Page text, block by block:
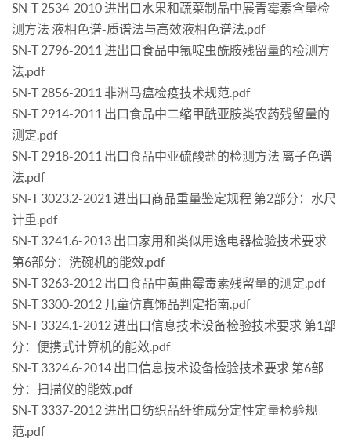
SN-T 2534-2010 进出口水果和蔬菜制品中展青霉素含量检
测方法 液相色谱-质谱法与高效液相色谱法.pdf
SN-T 2796-2011 进出口食品中氟啶虫酰胺残留量的检测方
法.pdf
SN-T 2856-2011 非洲马瘟检疫技术规范.pdf
SN-T 2914-2011 出口食品中二缩甲酰亚胺类农药残留量的
测定.pdf
SN-T 2918-2011 出口食品中亚硫酸盐的检测方法 离子色谱
法.pdf
SN-T 3023.2-2021 进出口商品重量鉴定规程 第2部分：水尺
计重.pdf
SN-T 3241.6-2013 出口家用和类似用途电器检验技术要求
第6部分：洗碗机的能效.pdf
SN-T 3263-2012 出口食品中黄曲霉毒素残留量的测定.pdf
SN-T 3300-2012 儿童仿真饰品判定指南.pdf
SN-T 3324.1-2012 进出口信息技术设备检验技术要求 第1部
分：便携式计算机的能效.pdf
SN-T 3324.6-2014 出口信息技术设备检验技术要求 第6部
分：扫描仪的能效.pdf
SN-T 3337-2012 进出口纺织品纤维成分定性定量检验规
范.pdf